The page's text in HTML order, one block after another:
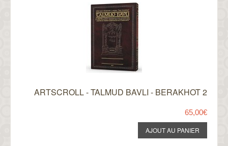
ARTSCROLL - TALMUD BAVLI - BERAKHOT 2
65,00€